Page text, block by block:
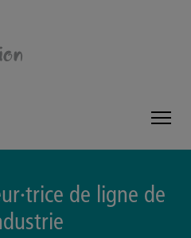
de ligne de